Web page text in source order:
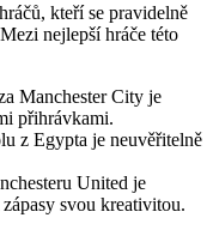
kteří se pravidelně
nejlepší hráče této
Manchester City je
přihrávkami.
z Egypta je neuvěřitelně
United je
svou kreativitou.